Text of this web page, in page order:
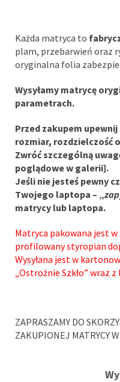
Każda matryca to
plam, przebarwień oraz
oryginalna folia
Wysyłamy matrycę
parametrach.
Przed zakupem
rozmiar, rozdzielczość
Zwróć szczególną
poglądowe w galerii].
Jeśli nie jesteś pewny
Twojego laptopa – „
matrycy lub laptopa.
Matryca pakowana jest
profilowany styropian
Wysyłana jest w
„Ostrożnie Szkło” wraz
ZAPRASZAMY DO
ZAKUPIONEJ MATRYCY